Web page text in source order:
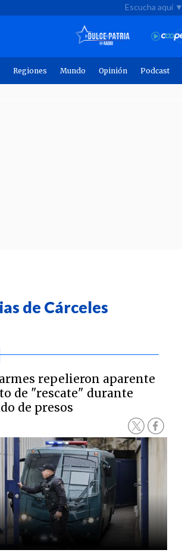
Escucha aquí ▼
Regiones Mundo Opinión Podcast
de Cárceles
repelieron aparente
de "rescate" durante
de presos